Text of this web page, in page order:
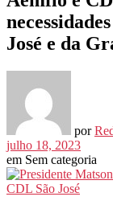
José e da
por
julho 18, 2023
em Sem categoria